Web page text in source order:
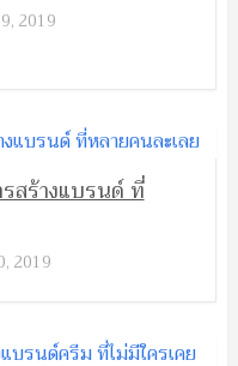
2019
สร้างแบรนด์ ที่
2019